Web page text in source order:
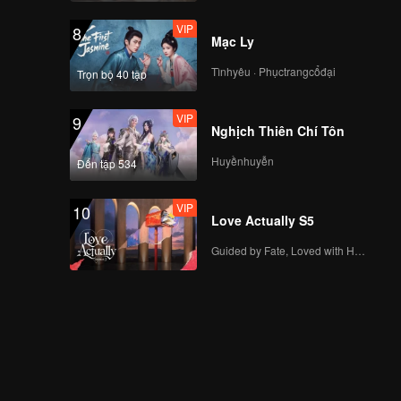
8
Trọn bộ 40 tập
VIP
Mạc Ly
Tìnhyêu · Phụctrangcổđại
9
Đến tập 534
VIP
Nghịch Thiên Chí Tôn
Huyềnhuyễn
10 VIP
Love Actually S5